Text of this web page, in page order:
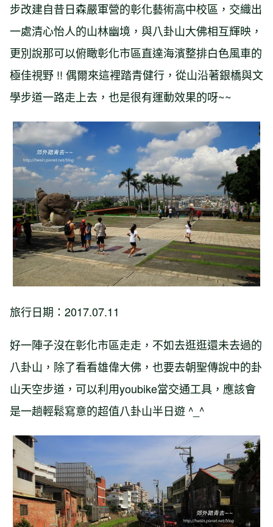
步改建自昔日森嚴軍營的彰化藝術高中校區，交織出
一處清心怡人的山林幽境，與八卦山大佛相互輝映，
更別說那可以俯瞰彰化市區直達海濱整排白色風車的
極佳視野 !! 偶爾來這裡踏青健行，從山沿著銀橋與文
學步道一路走上去，也是很有運動效果的呀~~
旅行日期：2017.07.11
好一陣子沒在彰化市區走走，不如去逛逛還未去過的
八卦山，除了看看雄偉大佛，也要去朝聖傳說中的卦
山天空步道，可以利用youbike當交通工具，應該會
是一趟輕鬆寫意的超值八卦山半日遊 ^_^